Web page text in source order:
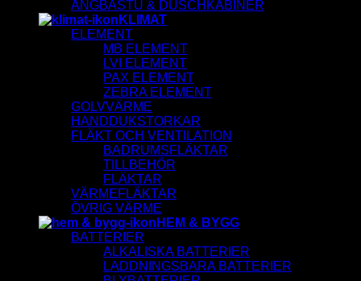
ÅNGBASTU & DUSCHKABINER
KLIMAT
ELEMENT
MB ELEMENT
LVI ELEMENT
PAX ELEMENT
ZEBRA ELEMENT
GOLVVÄRME
HANDDUKSTORKAR
FLÄKT OCH VENTILATION
BADRUMSFLÄKTAR
TILLBEHÖR
FLÄKTAR
VÄRMEFLÄKTAR
ÖVRIG VÄRME
HEM & BYGG
BATTERIER
ALKALISKA BATTERIER
LADDNINGSBARA BATTERIER